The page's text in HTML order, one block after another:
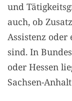
und
auch, ob
Assistenz
sind. In
oder Hessen
Sachsen-